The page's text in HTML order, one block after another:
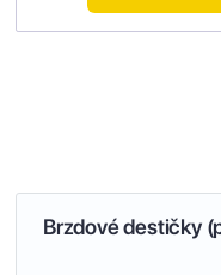
Brzdové destičky